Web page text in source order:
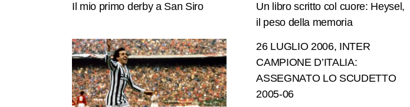
Il mio primo derby a San Siro
Un libro scritto col cuore: Heysel,
il peso della memoria
26 LUGLIO 2006, INTER
CAMPIONE D’ITALIA:
ASSEGNATO LO SCUDETTO
2005-06